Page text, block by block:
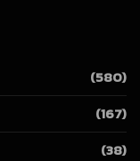
(580)
(167)
(38)